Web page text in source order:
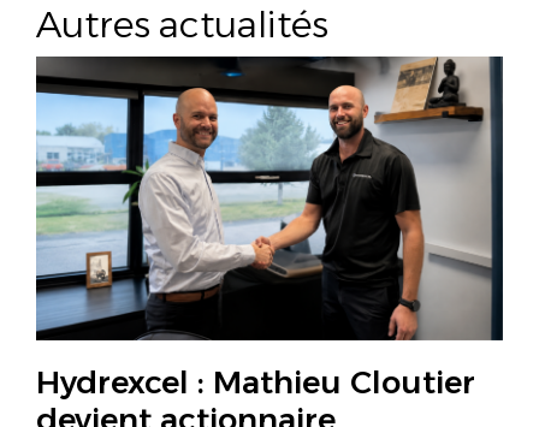
Autres actualités
Hydrexcel : Mathieu Cloutier